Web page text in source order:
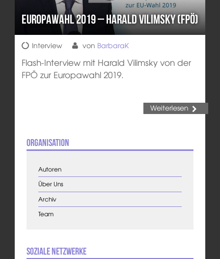
Europawahl 2019 – Harald Vilimsky (FPÖ)
Interview von BarbaraK
Flash-Interview mit Harald Vilimsky von der
FPÖ zur Europawahl 2019.
Weiterlesen
Organisation
Autoren
Über Uns
Archiv
Team
Soziale Netzwerke